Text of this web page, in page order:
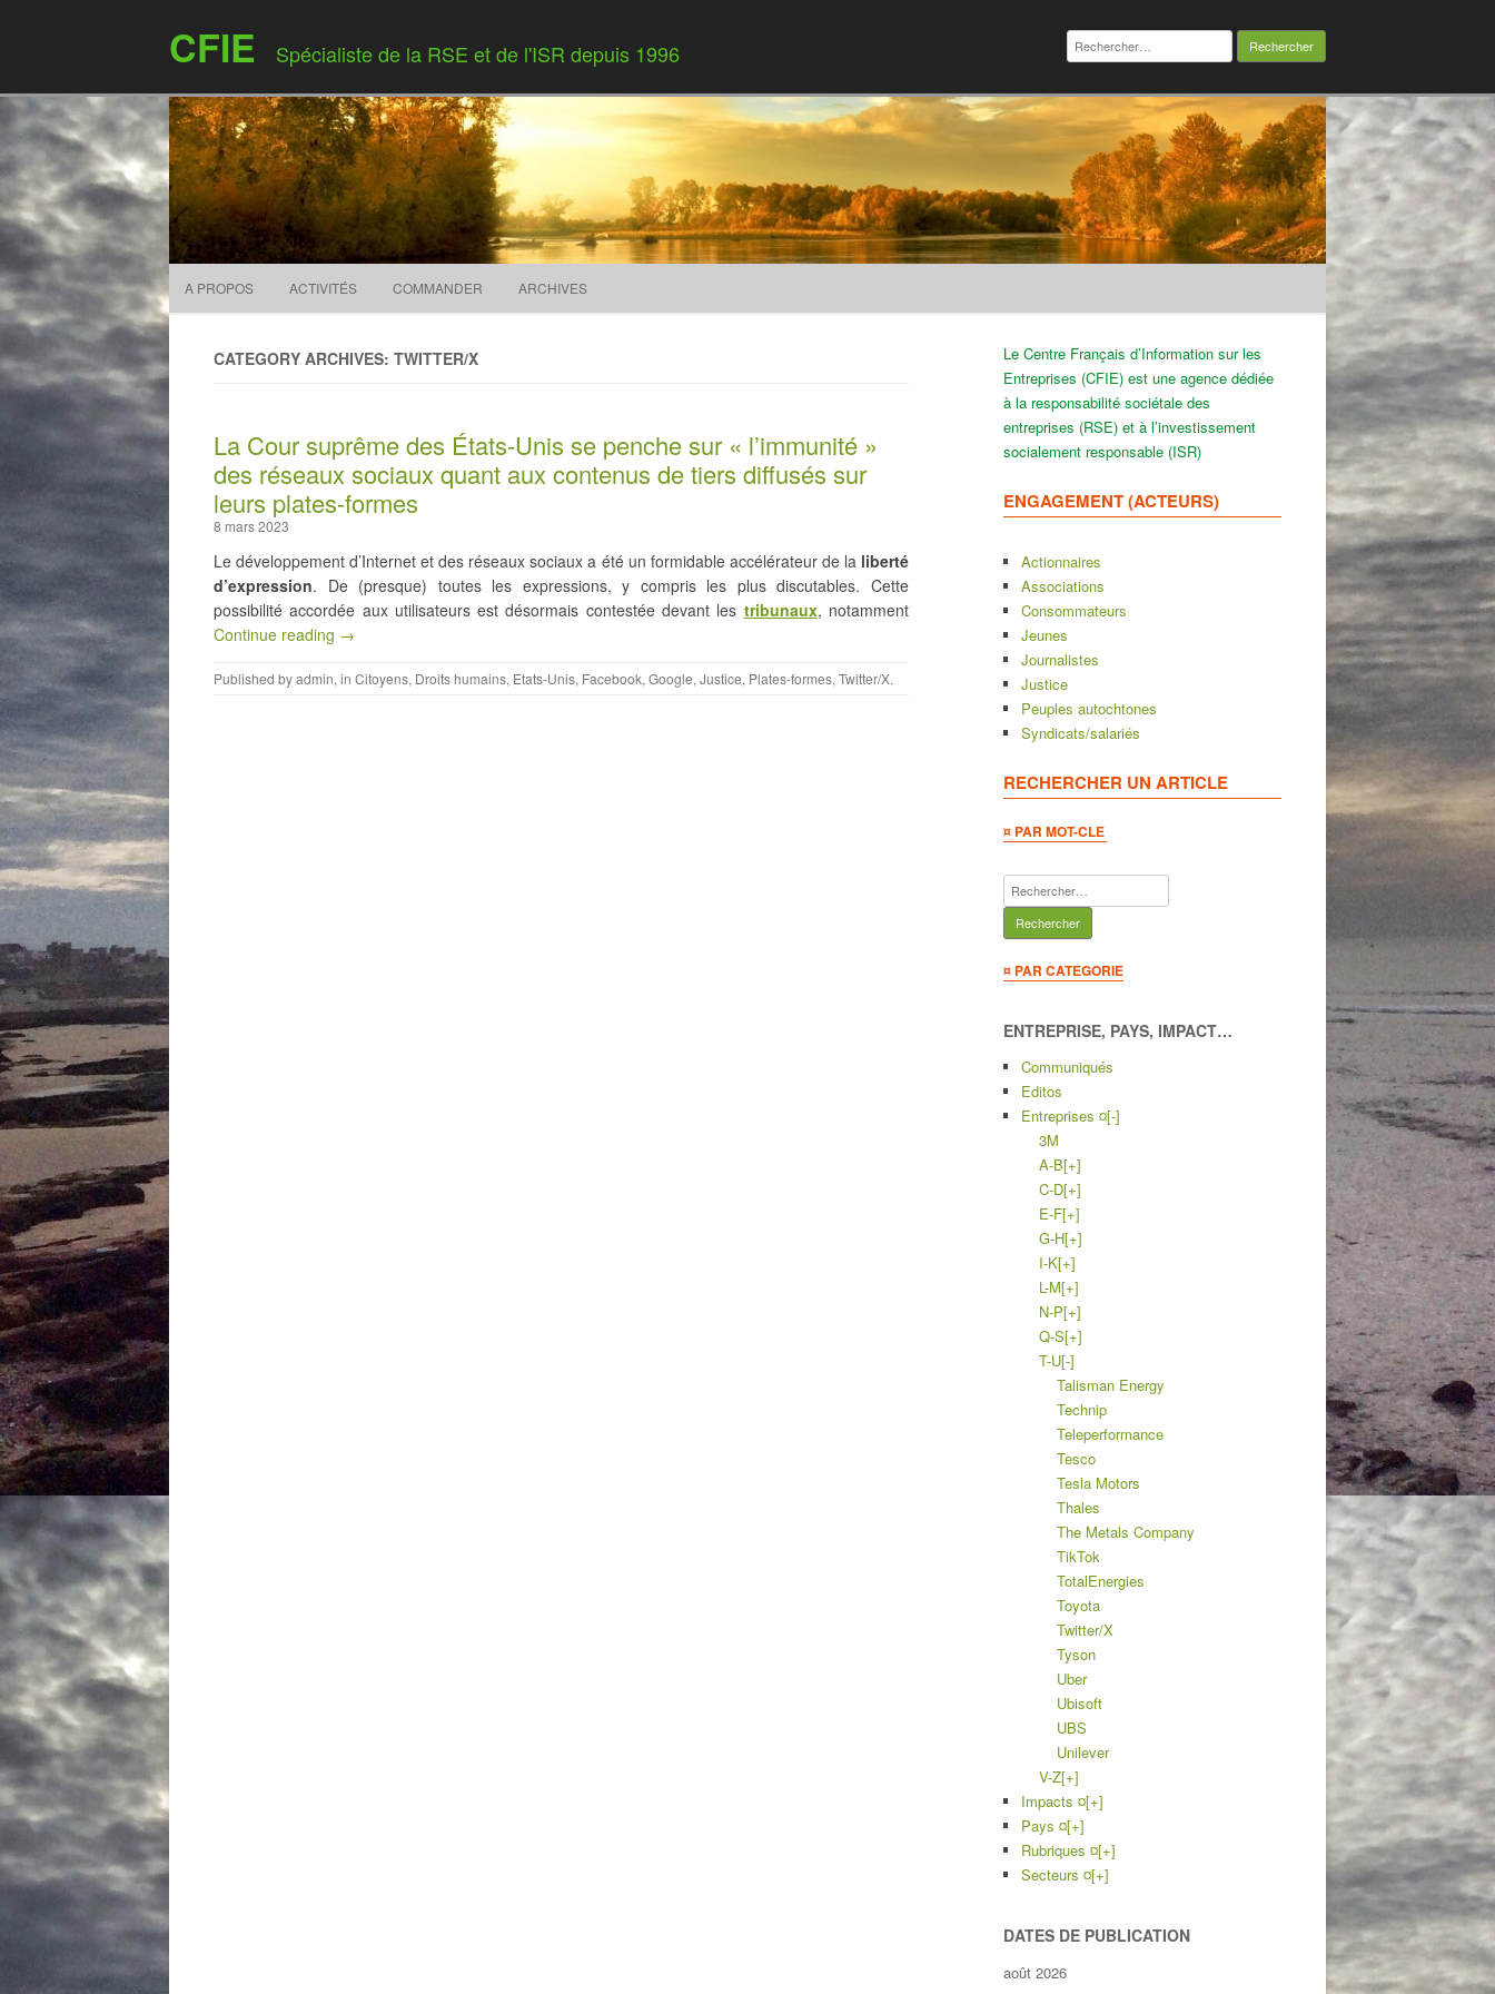
CFIE Spécialiste de la RSE et de l'ISR depuis 1996
Rechercher :
Skip to content
A PROPOS ACTIVITÉS COMMANDER ARCHIVES
CATEGORY ARCHIVES: TWITTER/X
La Cour suprême des États-Unis se penche sur « l’immunité »
des réseaux sociaux quant aux contenus de tiers diffusés sur
leurs plates-formes
8 mars 2023
Le développement d’Internet et des réseaux sociaux a été un formidable accélérateur de la liberté
d’expression. De (presque) toutes les expressions, y compris les plus discutables. Cette
possibilité accordée aux utilisateurs est désormais contestée devant les tribunaux, notamment
Continue reading →
Published byadmin, in Citoyens, Droits humains, Etats-Unis, Facebook, Google, Justice, Plates-formes, Twitter/X.
Le Centre Français d’Information sur les
Entreprises (CFIE) est une agence dédiée
à la responsabilité sociétale des
entreprises (RSE) et à l’investissement
socialement responsable (ISR)
ENGAGEMENT (ACTEURS)
Actionnaires
Associations
Consommateurs
Jeunes
Journalistes
Justice
Peuples autochtones
Syndicats/salariés
RECHERCHER UN ARTICLE
¤ PAR MOT-CLE
Rechercher :
¤ PAR CATEGORIE
ENTREPRISE, PAYS, IMPACT…
Communiqués
Editos
Entreprises ¤[-]
3M
A-B[+]
C-D[+]
E-F[+]
G-H[+]
I-K[+]
L-M[+]
N-P[+]
Q-S[+]
T-U[-]
Talisman Energy
Technip
Teleperformance
Tesco
Tesla Motors
Thales
The Metals Company
TikTok
TotalEnergies
Toyota
Twitter/X
Tyson
Uber
Ubisoft
UBS
Unilever
V-Z[+]
Impacts ¤[+]
Pays ¤[+]
Rubriques ¤[+]
Secteurs ¤[+]
DATES DE PUBLICATION
août 2026